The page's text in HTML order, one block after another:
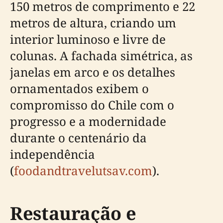
150 metros de comprimento e 22
metros de altura, criando um
interior luminoso e livre de
colunas. A fachada simétrica, as
janelas em arco e os detalhes
ornamentados exibem o
compromisso do Chile com o
progresso e a modernidade
durante o centenário da
independência
(foodandtravelutsav.com).
Restauração e